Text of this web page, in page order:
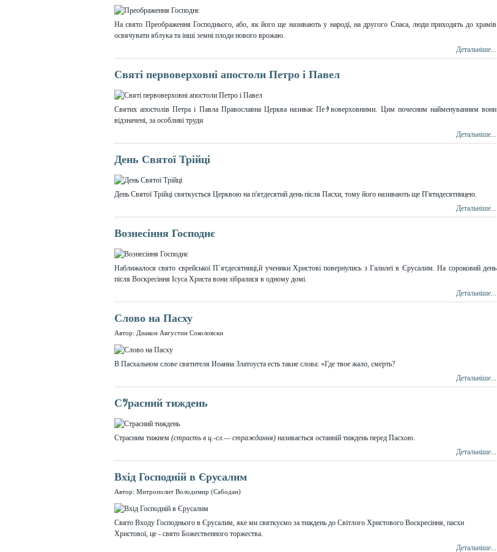
На свято Преображення Господнього, або, як його ще називають у народі, на другого Спаса, люди приходять до храмів
освячувати яблука та інші земні плоди нового врожаю.
Детальніше...
Святі первоверховні апостоли Петро і Павел
Святих апостолів Петра і Павла Православна Церква називає Пеﾀвоверховними. Цим почесним найменуванням вони
відзначені, за особливі труди
Детальніше...
День Святої Трійці
День Святої Трійці святкується Церквою на п'ятдесятий день після Пасхи, тому його називають ще П'ятидесятницею.
Детальніше...
Вознесіння Господнє
Наближалося свято єврейської П`ятдесятниці,й ученики Христові повернулись з Галилеї в Єрусалим. На сороковий день
після Воскресіння Ісуса Христа вони зібралися в одному домі.
Детальніше...
Слово на Пасху
Автор: Диакон Августин Соколовски
В Пасхальном слове святителя Иоанна Златоуста есть такие слова: «Где твое жало, смерть?
Детальніше...
Сﾂрасний тиждень
Страсним тижнем (страсть в ц.-сл.— страждання) називається останній тиждень перед Пасхою.
Детальніше...
Вхід Господній в Єрусалим
Автор: Митрополит Володимир (Сабодан)
Свято Входу Господнього в Єрусалим, яке ми святкуємо за тиждень до Світлого Христового Воскресіння, пасхи
Христової, це - свято Божественного торжества.
Детальніше...